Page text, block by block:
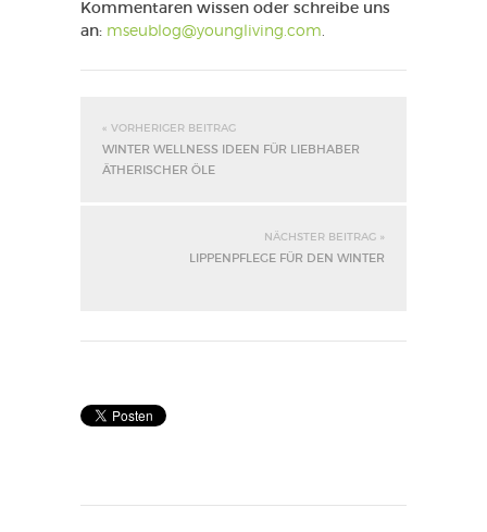
Kommentaren wissen oder schreibe uns
an: mseublog@youngliving.com.
« VORHERIGER BEITRAG
WINTER WELLNESS IDEEN FÜR LIEBHABER
ÄTHERISCHER ÖLE
NÄCHSTER BEITRAG »
LIPPENPFLEGE FÜR DEN WINTER